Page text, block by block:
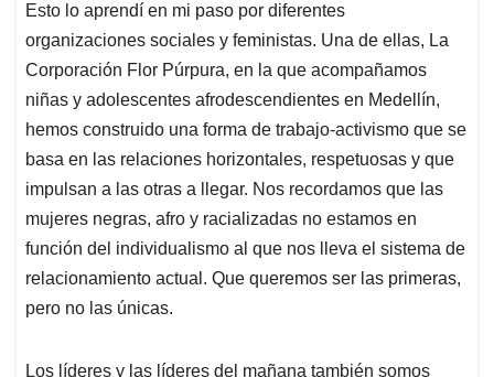
Esto lo aprendí en mi paso por diferentes
organizaciones sociales y feministas. Una de ellas, La
Corporación Flor Púrpura, en la que acompañamos
niñas y adolescentes afrodescendientes en Medellín,
hemos construido una forma de trabajo-activismo que se
basa en las relaciones horizontales, respetuosas y que
impulsan a las otras a llegar. Nos recordamos que las
mujeres negras, afro y racializadas no estamos en
función del individualismo al que nos lleva el sistema de
relacionamiento actual. Que queremos ser las primeras,
pero no las únicas.
Los líderes y las líderes del mañana también somos